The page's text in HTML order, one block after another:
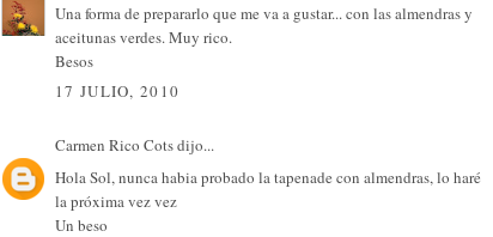
Una forma de prepararlo que me va a gustar... con las almendras y
aceitunas verdes. Muy rico.
Besos
17 JULIO, 2010
Carmen Rico Cotsdijo...
Hola Sol, nunca habia probado la tapenade con almendras, lo haré
la próxima vez vez
Un beso